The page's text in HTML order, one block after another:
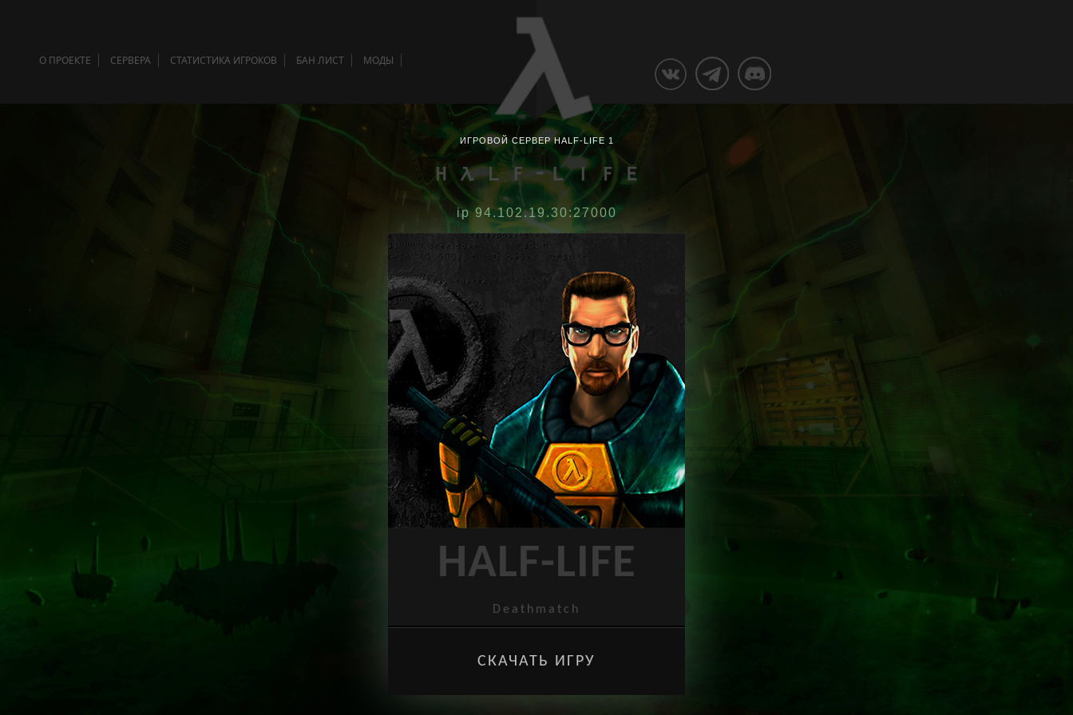
О ПРОЕКТЕ СЕРВЕРА СТАТИСТИКА ИГРОКОВ БАН ЛИСТ МОДЫ
ИГРОВОЙ СЕРВЕР HALF-LIFE 1
ip 94.102.19.30:27000
HALF-LIFE
Deathmatch
СКАЧАТЬ ИГРУ